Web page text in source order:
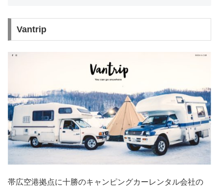
Vantrip
帯広空港拠点に十勝のキャンピングカーレンタル会社の